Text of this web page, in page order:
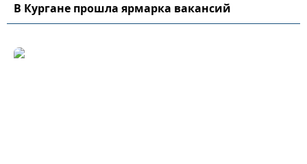
В Кургане прошла ярмарка вакансий